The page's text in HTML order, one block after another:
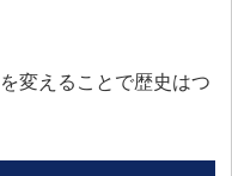
変えることで歴史はつ